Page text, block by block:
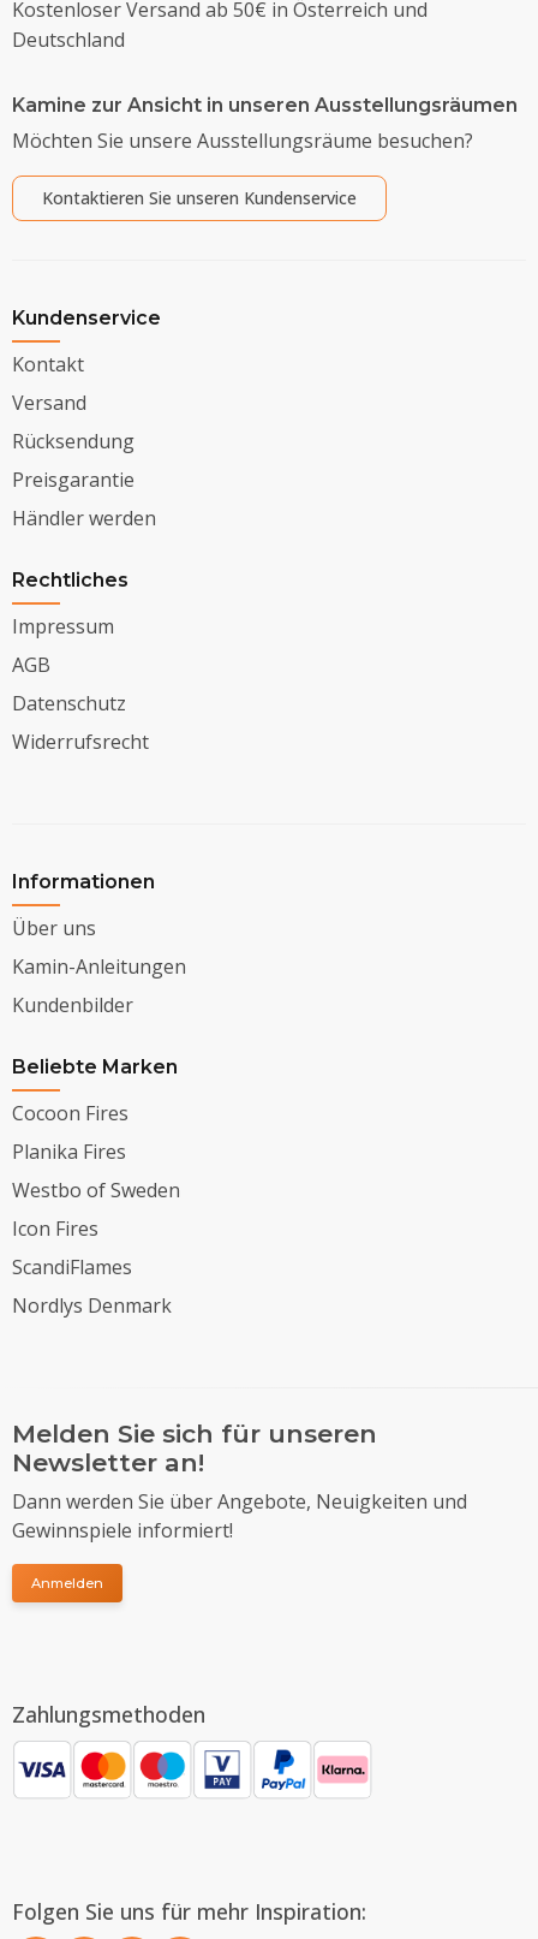
Kostenloser Versand ab 50€ in Österreich und
Deutschland
Kamine zur Ansicht in unseren Ausstellungsräumen
Möchten Sie unsere Ausstellungsräume besuchen?
Kontaktieren Sie unseren Kundenservice
Kundenservice
Kontakt
Versand
Rücksendung
Preisgarantie
Händler werden
Rechtliches
Impressum
AGB
Datenschutz
Widerrufsrecht
Informationen
Über uns
Kamin-Anleitungen
Kundenbilder
Beliebte Marken
Cocoon Fires
Planika Fires
Westbo of Sweden
Icon Fires
ScandiFlames
Nordlys Denmark
Melden Sie sich für unseren
Newsletter an!
Dann werden Sie über Angebote, Neuigkeiten und
Gewinnspiele informiert!
Anmelden
Zahlungsmethoden
Folgen Sie uns für mehr Inspiration: